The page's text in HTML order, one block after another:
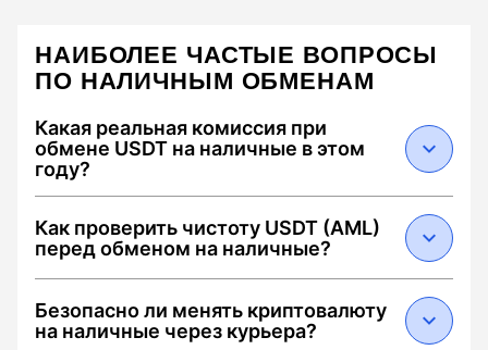
НАИБОЛЕЕ ЧАСТЫЕ ВОПРОСЫ
ПО НАЛИЧНЫМ ОБМЕНАМ
Какая реальная комиссия при
обмене USDT на наличные в этом
году?
составляет от 0.5% до 2.5%. Она складывается
из: 1) спреда обменника (0.1–1.5%), 2) сетевого
наличии энергии) и 3) комиссии за
инкассацию/курьера в конкретном городе.
Как проверить чистоту USDT (AML)
перед обменом на наличные?
выбирайте обменники с меткой "Low AML Risk".
В 2026 году критическим порогом считается
Безопасно ли менять криптовалюту
на наличные через курьера?